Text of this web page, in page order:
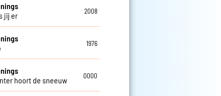
jij er
2008
1976
hoort de sneeuw
0000